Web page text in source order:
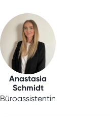
Anastasia
Schmidt
Büroassistentin